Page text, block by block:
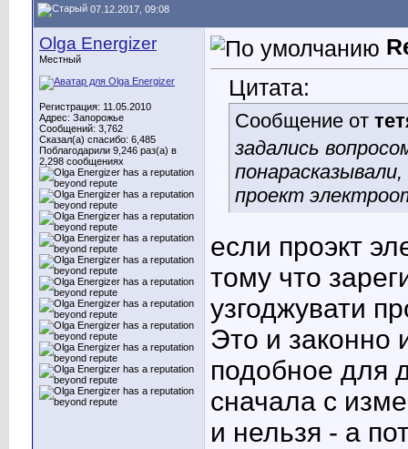
07.12.2017, 09:08
Olga Energizer
Местный
Регистрация: 11.05.2010
Адрес: Запорожье
Сообщений: 3,762
Сказал(а) спасибо: 6,485
Поблагодарили 9,246 раз(а) в
2,298 сообщениях
Цитата:
Сообщение от
задались
проект
если проэкт
тому что
узгоджувати
Это и законно
подобное для
сначала с
и нельзя - а